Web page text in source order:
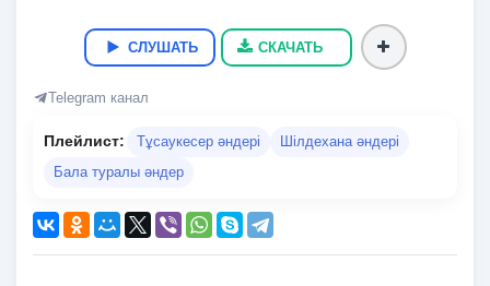
СЛУШАТЬ СКАЧАТЬ
Telegram канал
Плейлист: Тұсаукесер әндері
Шілдехана әндері
Бала туралы әндер